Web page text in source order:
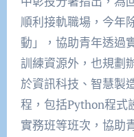
順利接軌職場，今年
動」，協助青年透過
訓練資源外，也規劃
於資訊科技、智慧製
程，包括Python程式
實務班等班次，協助